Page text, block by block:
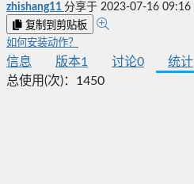
zhishang11 分享于 2023-07-16 09:16
复制到剪贴板
如何安装动作？
信息 版本1 讨论0 统计
总使用(次)： 1450